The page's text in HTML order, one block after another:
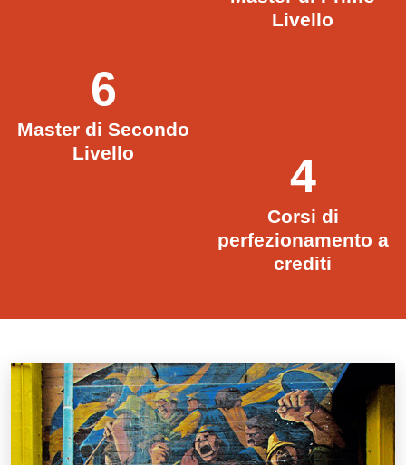
Livello
6
Master di Secondo
Livello
4
Corsi di
perfezionamento a
crediti